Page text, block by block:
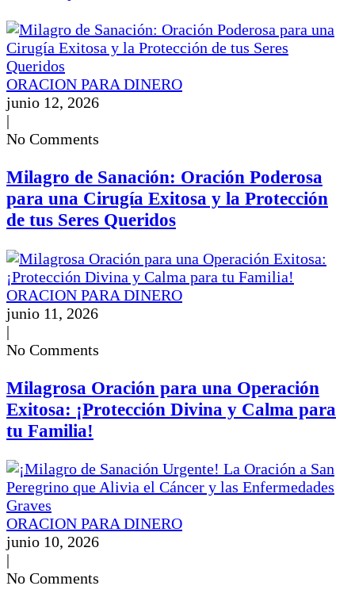
ORACION PARA DINERO
junio 12, 2026
|
No Comments
Milagro de Sanación: Oración Poderosa
para una Cirugía Exitosa y la Protección
de tus Seres Queridos
ORACION PARA DINERO
junio 11, 2026
|
No Comments
Milagrosa Oración para una Operación
Exitosa: ¡Protección Divina y Calma para
tu Familia!
ORACION PARA DINERO
junio 10, 2026
|
No Comments